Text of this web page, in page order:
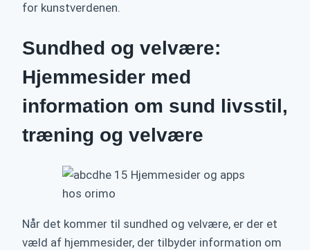
for kunstverdenen.
Sundhed og velvære:
Hjemmesider med
information om sund livsstil,
træning og velvære
Når det kommer til sundhed og velvære, er der et
væld af hjemmesider, der tilbyder information om